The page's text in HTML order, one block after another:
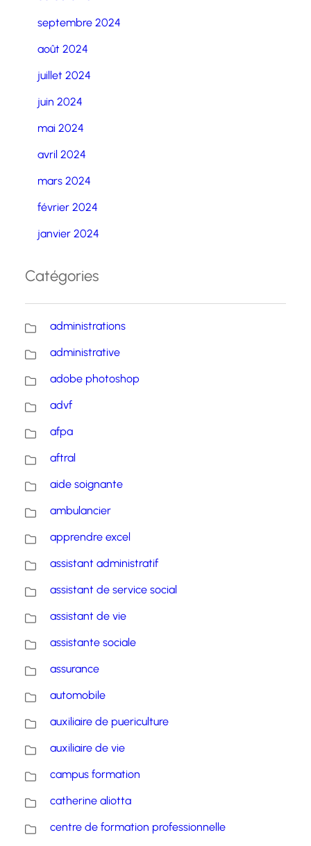
septembre 2024
août 2024
juillet 2024
juin 2024
mai 2024
avril 2024
mars 2024
février 2024
janvier 2024
Catégories
administrations
administrative
adobe photoshop
advf
afpa
aftral
aide soignante
ambulancier
apprendre excel
assistant administratif
assistant de service social
assistant de vie
assistante sociale
assurance
automobile
auxiliaire de puericulture
auxiliaire de vie
campus formation
catherine aliotta
centre de formation professionnelle